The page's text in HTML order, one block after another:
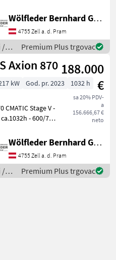
34 Standardreifen
- CLAAS
2, 8 t inkl.
Wölfleder Bernhard GmbH
4755 Zell a. d. Pram
/
Premium Plus trgovac
Axion 870 188.000
€
sa 20% PDV-
a
156.666,67 €
neto
kW God. pr. 2023 1032 h
CMATIC Stage V -
ca.1032h - 600/70
/ Festfelge / breite
70 R42 VF CTIC
Axiobib 2 /
Wölfleder Bernhard GmbH
4755 Zell a. d. Pram
/
Premium Plus trgovac